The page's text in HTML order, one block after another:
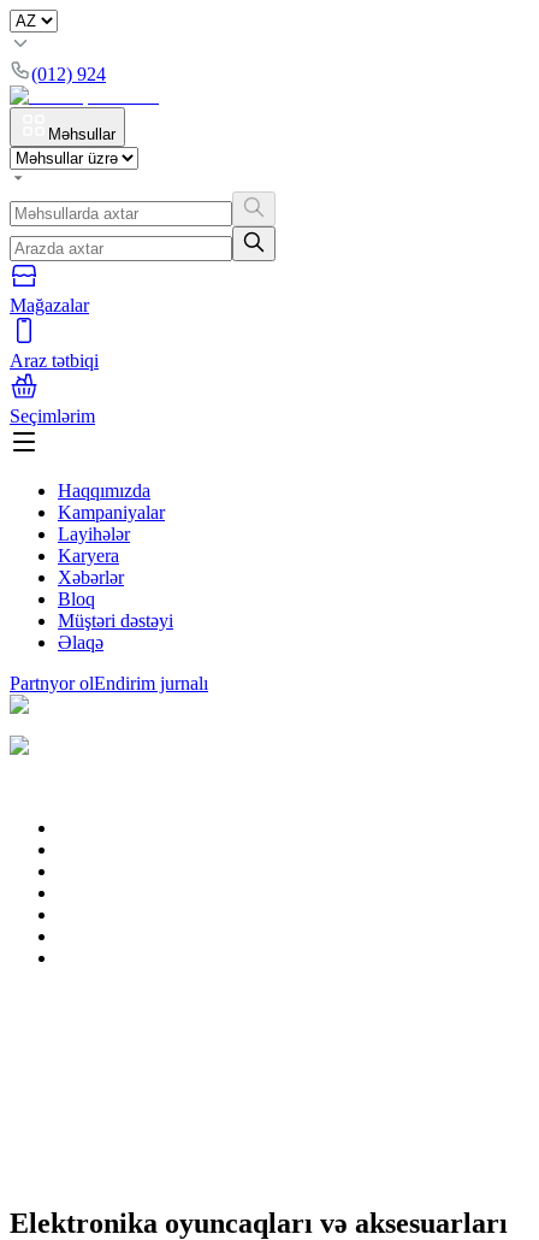
(012) 924
Məhsullar
Mağazalar
Araz tətbiqi
Seçimlərim
Haqqımızda
Kampaniyalar
Layihələr
Karyera
Xəbərlər
Bloq
Müştəri dəstəyi
Əlaqə
Partnyor olEndirim jurnalı
Elektronika oyuncaqları və aksesuarları